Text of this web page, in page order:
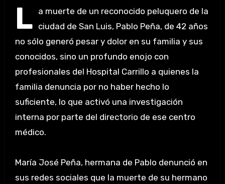
L a muerte de un reconocido peluquero de la
ciudad de San Luis, Pablo Peña, de 42 años
no sólo generó pesar y dolor en su familia y sus
conocidos, sino un profundo enojo con
profesionales del Hospital Carrillo a quienes la
familia denuncia por no haber hecho lo
suficiente, lo que activó una investigación
interna por parte del directorio de ese centro
médico.
María José Peña, hermana de Pablo denunció en
sus redes sociales que la muerte de su hermano